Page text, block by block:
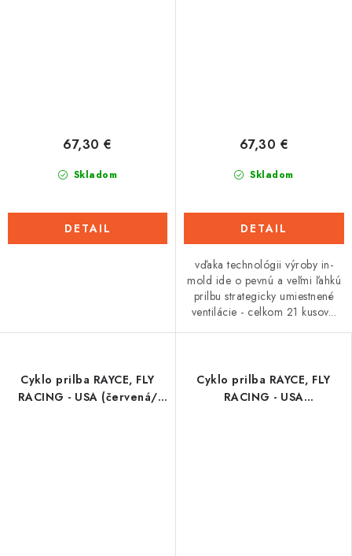
Skladom
67,30 €
DETAIL
Skladom
67,30 €
DETAIL
vďaka technológii výroby in-
mold ide o pevnú a veľmi ľahkú
prilbu strategicky umiestnené
ventilácie - celkom 21 kusov...
Cyklo prilba RAYCE, FLY
RACING - USA (červená/
Cyklo prilba RAYCE, FLY
RACING - USA